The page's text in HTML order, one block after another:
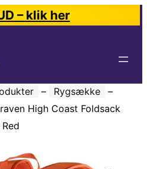
– klik her
– Rygsække
–
High Coast Foldsack